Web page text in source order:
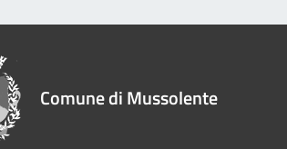
Comune di Mussolente